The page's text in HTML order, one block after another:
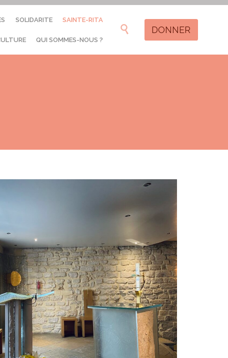
content
SOLIDARITE SAINTE-RITA
QUI SOMMES-NOUS ?
 DONNER